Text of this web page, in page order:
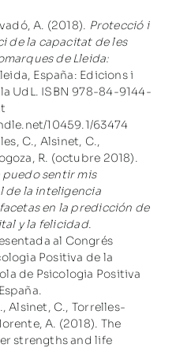
A. (2018). Protecció i
de la capacitat de les
de Lleida:
España: Edicions i
UdL. ISBN 978-84-9144-
10459.1/63474
C., Alsinet, C.,
R. (octubre 2018).
sentir mis
de la inteligencia
en la predicción de
y la felicidad.
al Congrés
Positiva de la
de Psicologia Positiva
Alsinet, C., Torrelles-
A. (2018). The
strengths and life